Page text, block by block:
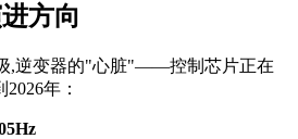
方向
,逆变器的"心脏"——控制芯片正在
年：